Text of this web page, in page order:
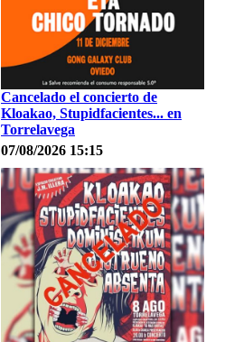
Cancelado el concierto de
Kloakao, Stupidfacientes... en
Torrelavega
07/08/2026 15:15